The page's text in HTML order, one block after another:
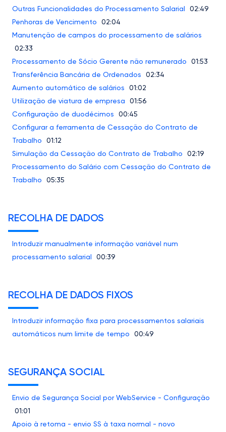
Outras Funcionalidades do Processamento Salarial
02:49
Penhoras de Vencimento
02:04
Manutenção de campos do processamento de salários
02:33
Processamento de Sócio Gerente não remunerado
01:53
Transferência Bancária de Ordenados
02:34
Aumento automático de salários
01:02
Utilização de viatura de empresa
01:56
Configuração de duodécimos
00:45
Configurar a ferramenta de Cessação do Contrato de
Trabalho
01:12
Simulação da Cessação do Contrato de Trabalho
02:19
Processamento do Salário com Cessação do Contrato de
Trabalho
05:35
RECOLHA DE DADOS
Introduzir manualmente informação variável num
processamento salarial
00:39
RECOLHA DE DADOS FIXOS
Introduzir informação fixa para processamentos salariais
automáticos num limite de tempo
00:49
SEGURANÇA SOCIAL
Envio de Segurança Social por WebService - Configuração
01:01
Apoio à retoma - envio SS à taxa normal - novo